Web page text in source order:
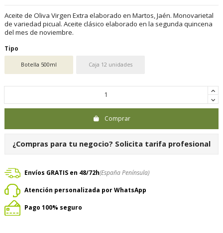
Aceite de Oliva Virgen Extra elaborado en Martos, Jaén. Monovarietal
de variedad picual. Aceite clásico elaborado en la segunda quincena
del mes de noviembre.
Tipo
Botella 500ml Caja 12 unidades
Comprar
¿Compras para tu negocio? Solicita tarifa profesional
Envíos GRATIS en 48/72h(España Península)
Atención personalizada por WhatsApp
Pago 100% seguro